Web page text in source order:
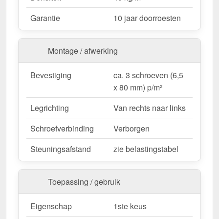
Wegens maatwerk / customisatie van herroepingsrecht uitgezonderd
Garantie
10 jaar doorroesten
Montage / afwerking
Bevestiging
ca. 3 schroeven (6,5
x 80 mm) p/m²
Legrichting
Van rechts naar links
Schroefverbinding
Verborgen
Steuningsafstand
zie belastingstabel
Toepassing / gebruik
Eigenschap 1ste keus